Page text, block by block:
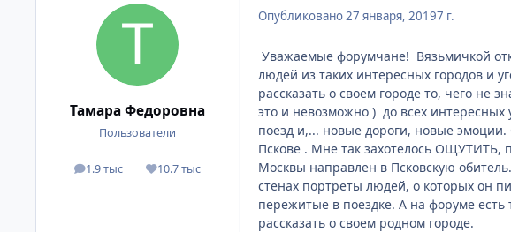
Тамара Федоровна
Пользователи
1.9 тыс
сообщения10.7 тыс
Репутация
Опубликовано27 января, 20197 г.
Уважаемые форумчане! Вязьмичкой
людей из таких интересных городов и
рассказать о своем городе то, чего не
это и невозможно ) до всех интересных
поезд и,... новые дороги, новые
Пскове . Мне так захотелось ОЩУТИТЬ,
Москвы направлен в Псковскую
стенах портреты людей, о которых он
пережитые в поездке. А на форуме
рассказать о своем родном городе.